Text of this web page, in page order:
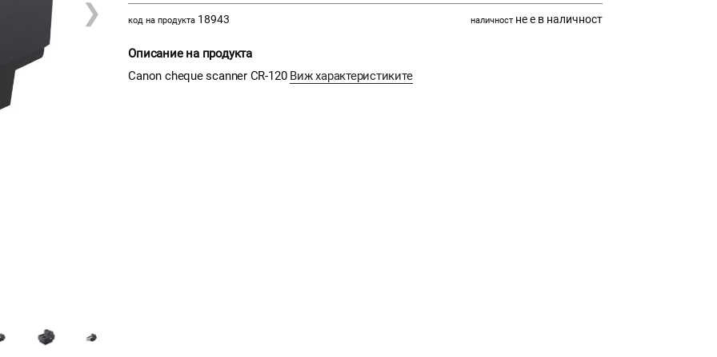
❯ код на продукта 18943 наличност не е в наличност
Описание на продукта
Canon cheque scanner CR-120 Виж характеристиките